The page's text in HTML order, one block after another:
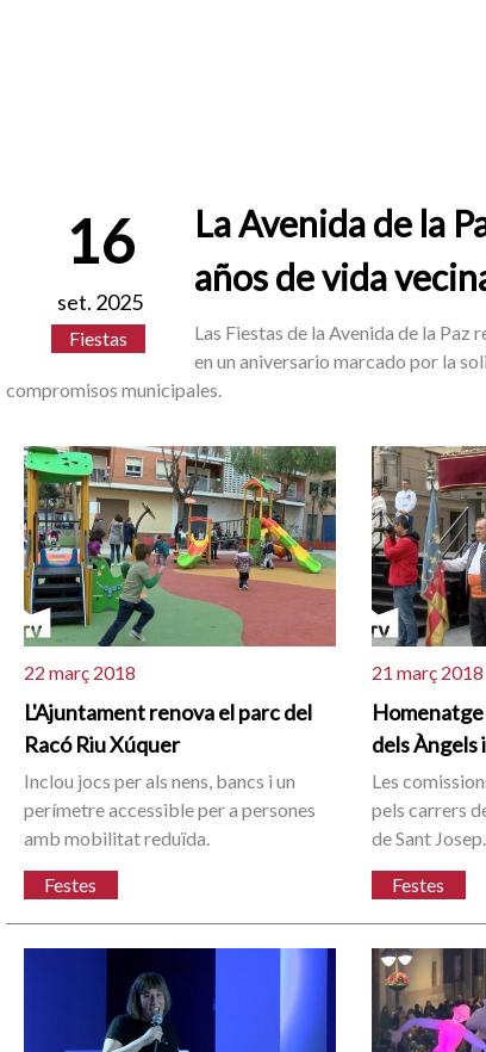
16
set. 2025
Fiestas
La Avenida de la
años de vida
Las Fiestas de la Avenida de la Paz
en un aniversario marcado por la
compromisos municipales.
22 març 2018
L'Ajuntament renova el parc del
Racó Riu Xúquer
Inclou jocs per als nens, bancs i un
perímetre accessible per a persones
amb mobilitat reduïda.
Festes
21 març 2018
dels Àngels
Les
pels carrers
de Sant Josep.
Festes